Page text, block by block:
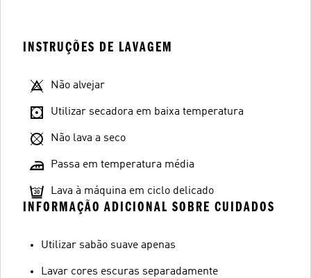
INSTRUÇÕES DE LAVAGEM
Não alvejar
Utilizar secadora em baixa temperatura
Não lava a seco
Passa em temperatura média
Lava à máquina em ciclo delicado
INFORMAÇÃO ADICIONAL SOBRE CUIDADOS
Utilizar sabão suave apenas
Lavar cores escuras separadamente